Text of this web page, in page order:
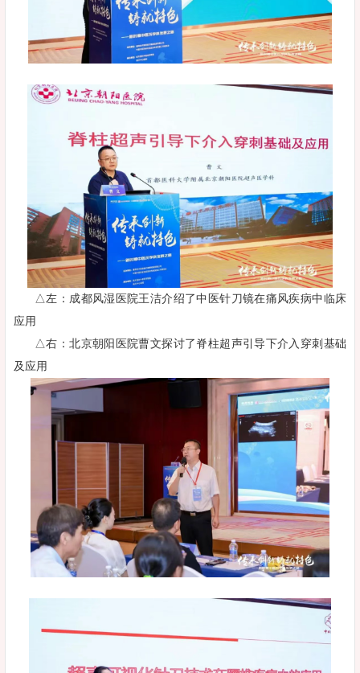
△左：成都风湿医院王洁介绍了中医针刀镜在痛风疾病中临床
应用
△右：北京朝阳医院曹文探讨了脊柱超声引导下介入穿刺基础
及应用